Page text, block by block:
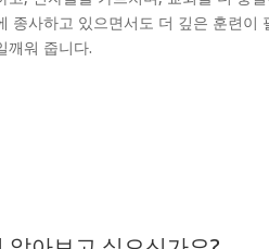
종사하고 있으면서도 더 깊은 훈련
깨워 줍니다.